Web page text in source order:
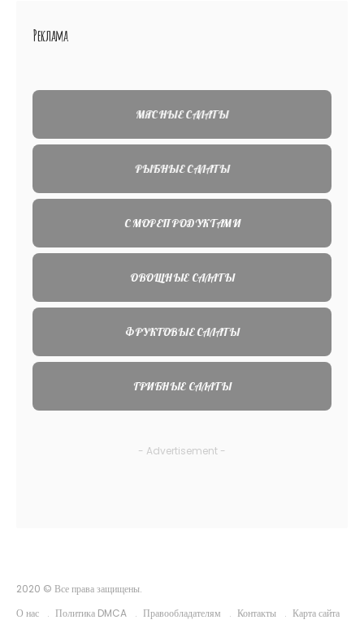
Реклама
МЯСНЫЕ САЛАТЫ
РЫБНЫЕ САЛАТЫ
C МОРЕПРОДУКТАМИ
ОВОЩНЫЕ САЛАТЫ
ФРУКТОВЫЕ САЛАТЫ
ГРИБНЫЕ САЛАТЫ
- Advertisement -
2020 © Все права защищены.
О нас
Политика DMCA Правообладателям Контакты Карта сайта